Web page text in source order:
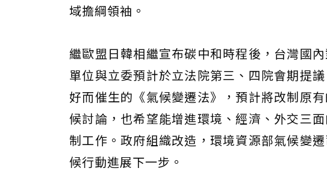
域擔綱領袖。
繼歐盟日韓相繼宣布碳中和時程後，台灣國
單位與立委預計於立法院第三、四院會期提議
好而催生的《氣候變遷法》，預計將改制原
候討論，也希望能增進環境、經濟、外交三
制工作。政府組織改造，環境資源部氣候變
候行動進展下一步。